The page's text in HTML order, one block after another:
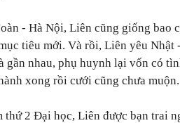
- Hà Nội, Liên cũng giống bao
tiêu mới. Và rồi, Liên yêu Nhật
gần nhau, phụ huynh lại vốn có
xong rồi cưới cũng chưa muộn.
thứ 2 Đại học, Liên được bạn trai